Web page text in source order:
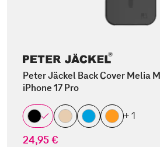
Peter Jäckel Back Cover Melia
iPhone 17 Pro
+ 1
24,95 €